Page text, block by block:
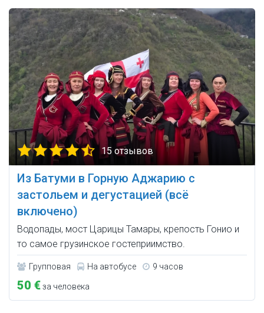
15 отзывов
Из Батуми в Горную Аджарию с
застольем и дегустацией (всё
включено)
Водопады, мост Царицы Тамары, крепость Гонио и
то самое грузинское гостеприимство.
Групповая На автобусе 9 часов
50 €за человека